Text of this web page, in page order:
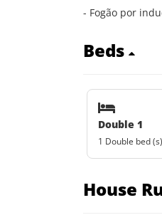
- Fogão por
Beds
Double 1
1 Double bed (s)
House